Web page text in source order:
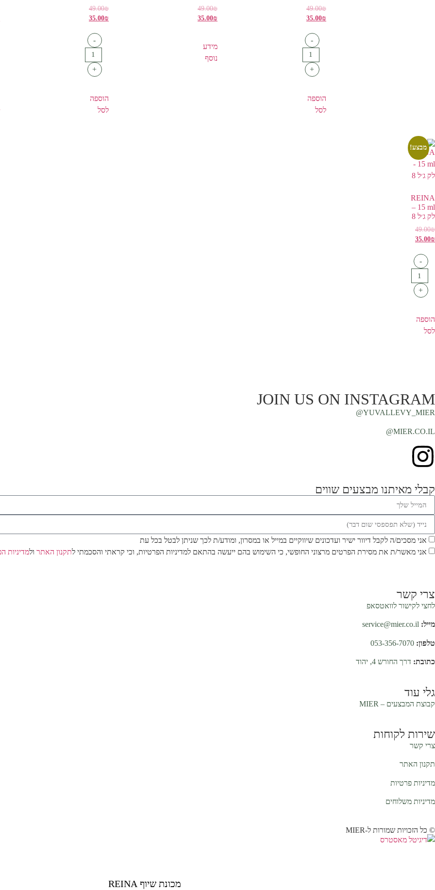
49.00₪
35.00₪
-
+
הוספה
לסל
49.00₪
35.00₪
מידע
נוסף
49.00₪
35.00₪
-
+
הוספה
לסל
מבצע!
REINA
15 ml –
לק ג׳ל 8
49.00₪
35.00₪
-
+
הוספה
לסל
JOIN US ON INSTAGRAM
YUVALLEVY_MIER@
MIER.CO.IL@
קבלי מאיתנו מבצעים שווים
אני מסכים/ה לקבל דיוור ישיר ועדכונים שיווקיים במייל או במסרון, ומודע/ת לכך שניתן לבטל בכל עת
אני מאשר/ת את מסירת הפרטים מרצוני החופשי, כי השימוש בהם ייעשה בהתאם למדיניות הפרטיות, וכי קראתי והסכמתי לתקנון האתר ולמדיניות
צרי קשר
לחצי לקישור לוואטסאפ
מייל: service@mier.co.il
טלפון: 053-356-7070
כתובת: דרך החורש 4, יהוד
גלי עוד
קבוצת המבצעים – MIER
שירות לקוחות
צרי קשר
תקנון האתר
מדיניות פרטיות
מדיניות משלוחים
© כל הזכויות שמורות ל-MIER
מכונת שיוף REINA